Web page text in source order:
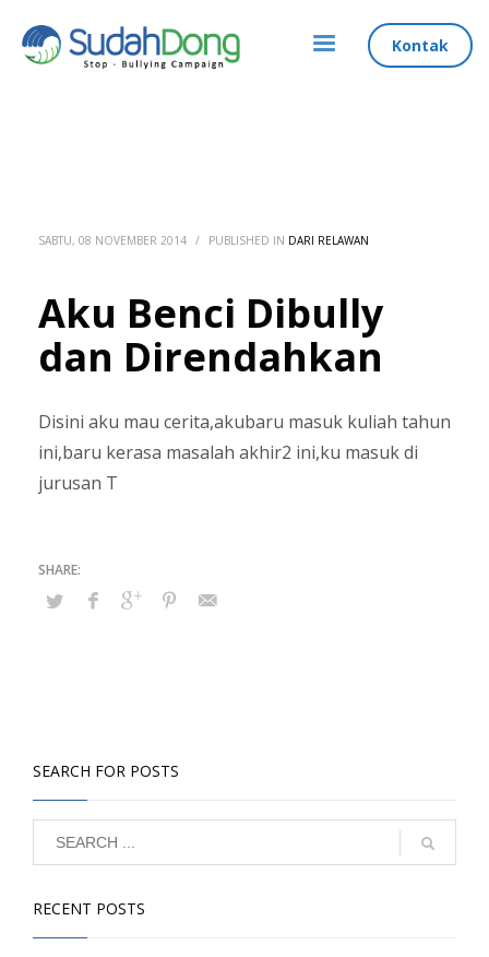
Kontak
SABTU, 08 NOVEMBER 2014 / PUBLISHED IN DARI RELAWAN
Aku Benci Dibully
dan Direndahkan
Disini aku mau cerita,akubaru masuk kuliah tahun
ini,baru kerasa masalah akhir2 ini,ku masuk di
jurusan T
SEARCH FOR POSTS
RECENT POSTS